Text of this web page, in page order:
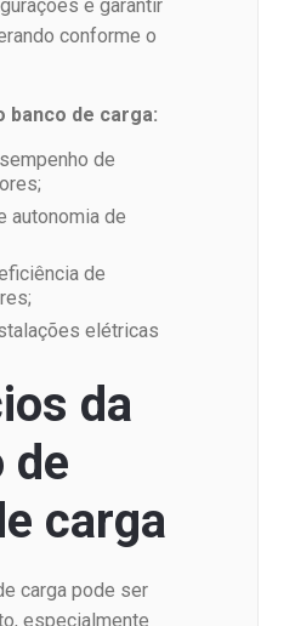
e garantir
conforme o
banco de carga:
de
autonomia de
de
elétricas
da
de
carga
carga pode ser
especialmente